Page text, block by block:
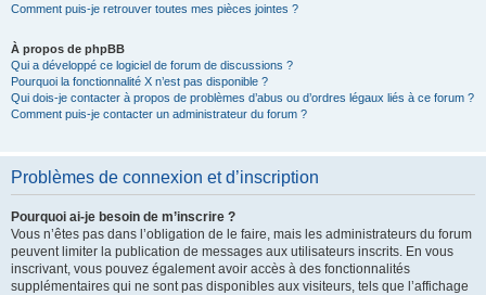
Comment puis-je retrouver toutes mes pièces jointes ?
À propos de phpBB
Qui a développé ce logiciel de forum de discussions ?
Pourquoi la fonctionnalité X n’est pas disponible ?
Qui dois-je contacter à propos de problèmes d’abus ou d’ordres légaux liés à ce forum ?
Comment puis-je contacter un administrateur du forum ?
Problèmes de connexion et d’inscription
Pourquoi ai-je besoin de m’inscrire ?
Vous n’êtes pas dans l’obligation de le faire, mais les administrateurs du forum
peuvent limiter la publication de messages aux utilisateurs inscrits. En vous
inscrivant, vous pouvez également avoir accès à des fonctionnalités
supplémentaires qui ne sont pas disponibles aux visiteurs, tels que l’affichage